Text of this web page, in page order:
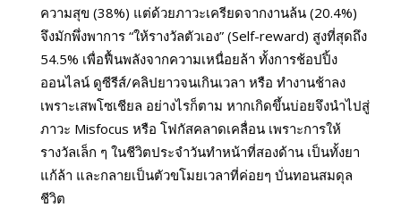
ความสุข (38%) แต่ด้วยภาวะเครียดจากงานล้น (20.4%)
จึงมักพึ่งพาการ “ให้รางวัลตัวเอง” (Self-reward) สูงที่สุดถึง
54.5% เพื่อฟื้นพลังจากความเหนื่อยล้า ทั้งการช้อปปิ้ง
ออนไลน์ ดูซีรีส์/คลิปยาวจนเกินเวลา หรือ ทำงานช้าลง
เพราะเสพโซเชียล อย่างไรก็ตาม หากเกิดขึ้นบ่อยจึงนำไปสู่
ภาวะ Misfocus หรือ โฟกัสคลาดเคลื่อน เพราะการให้
รางวัลเล็ก ๆ ในชีวิตประจำวันทำหน้าที่สองด้าน เป็นทั้งยา
แก้ล้า และกลายเป็นตัวขโมยเวลาที่ค่อยๆ บั่นทอนสมดุล
ชีวิต